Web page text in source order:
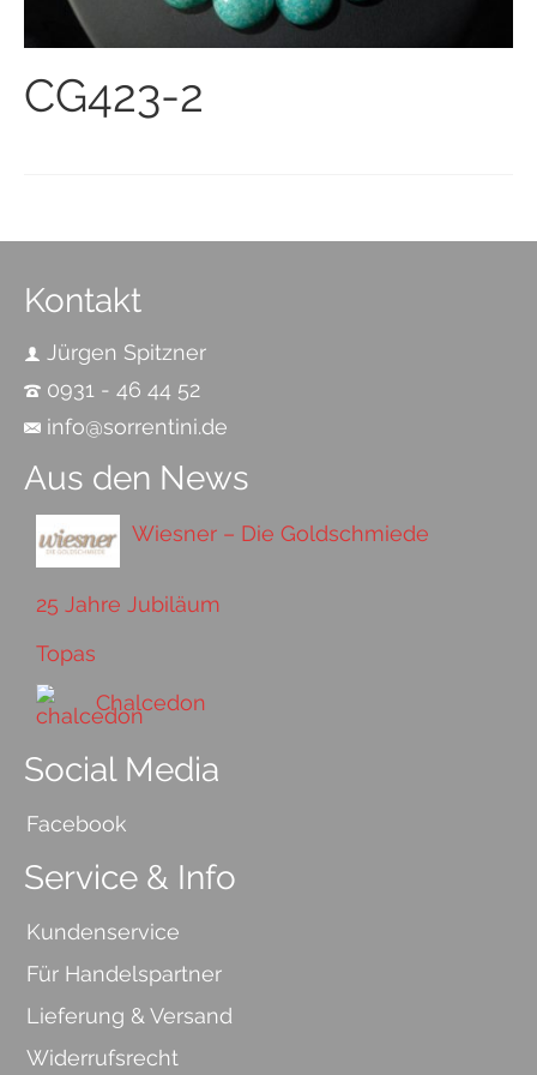
CG423-2
Kontakt
Jürgen Spitzner
0931 - 46 44 52
info@sorrentini.de
Aus den News
Wiesner – Die Goldschmiede
25 Jahre Jubiläum
Topas
Chalcedon
Social Media
Facebook
Service & Info
Kundenservice
Für Handelspartner
Lieferung & Versand
Widerrufsrecht